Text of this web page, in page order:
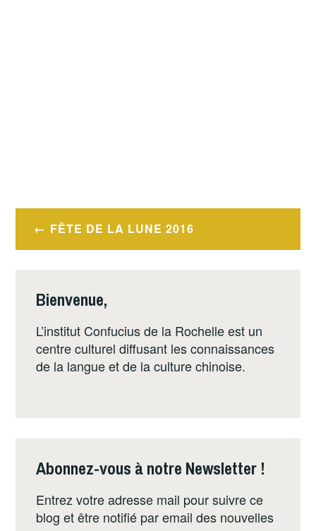
Navigation
de
FÊTE DE LA LUNE 2016
Bienvenue,
L’institut Confucius de la Rochelle est un
centre culturel diffusant les connaissances
de la langue et de la culture chinoise.
Abonnez-vous à notre Newsletter !
Entrez votre adresse mail pour suivre ce
blog et être notifié par email des nouvelles